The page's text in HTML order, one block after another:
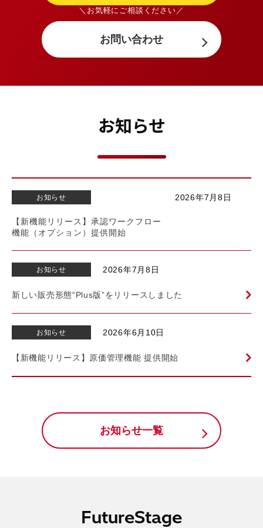
＼お気軽にご相談ください／
お問い合わせ
お知らせ
お知らせ 2026年7月8日
【新機能リリース】承認ワークフロー
機能（オプション）提供開始
お知らせ 2026年7月8日
新しい販売形態“Plus版”をリリースしました
お知らせ 2026年6月10日
【新機能リリース】原価管理機能 提供開始
お知らせ一覧
FutureStage